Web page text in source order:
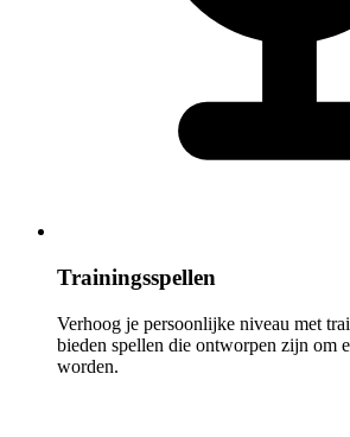
Trainingsspellen
Verhoog je persoonlijke niveau met
bieden spellen die ontworpen zijn om
worden.